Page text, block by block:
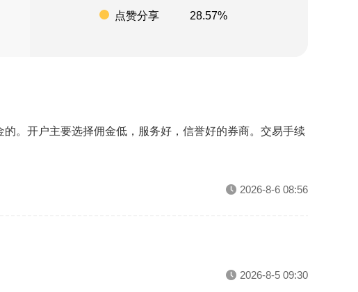
点赞分享 28.57%
。开户主要选择佣金低，服务好，信誉好的券商。交易手续
2026-8-6 08:56
2026-8-5 09:30